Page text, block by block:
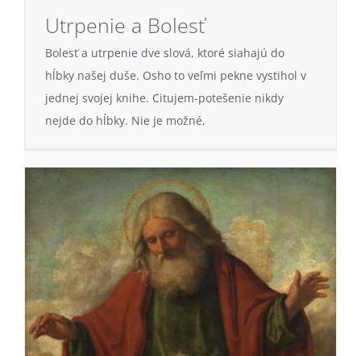
Utrpenie a Bolesť
Bolesť a utrpenie dve slová, ktoré siahajú do
hĺbky našej duše. Osho to veľmi pekne vystihol v
jednej svojej knihe. Citujem-potešenie nikdy
nejde do hĺbky. Nie je možné,